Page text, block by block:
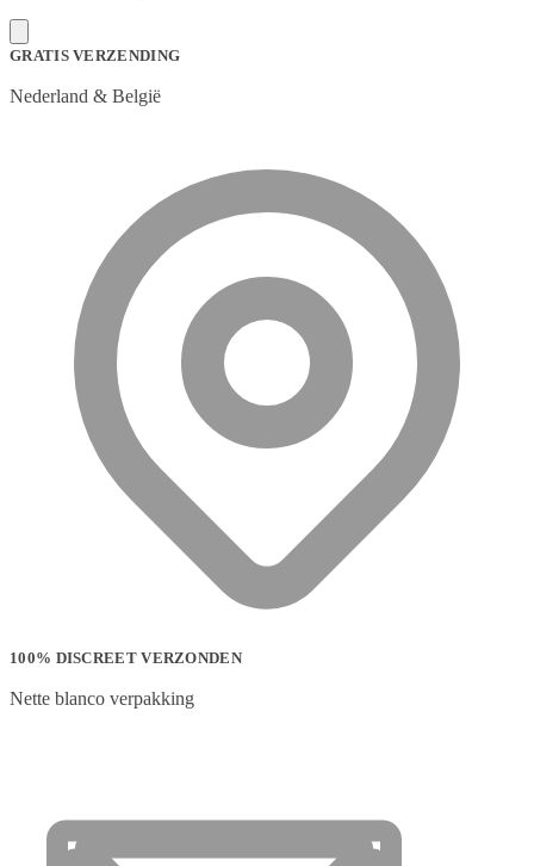
GRATIS VERZENDING
Nederland & België
100% DISCREET VERZONDEN
Nette blanco verpakking